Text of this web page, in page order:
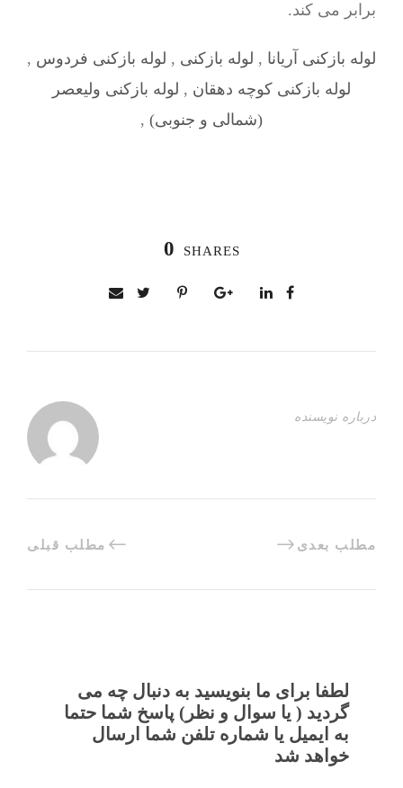
برابر می کند.
لوله بازکنی آریانا , لوله بازکنی , لوله بازکنی فردوس ,
لوله بازکنی کوچه دهقان , لوله بازکنی ولیعصر
(شمالی و جنوبی) ,
0 SHARES
درباره نویسنده
مطلب قبلی مطلب بعدی
لطفا برای ما بنویسید به دنبال چه می
گردید ( یا سوال و نظر) پاسخ شما حتما
به ایمیل یا شماره تلفن شما ارسال
خواهد شد